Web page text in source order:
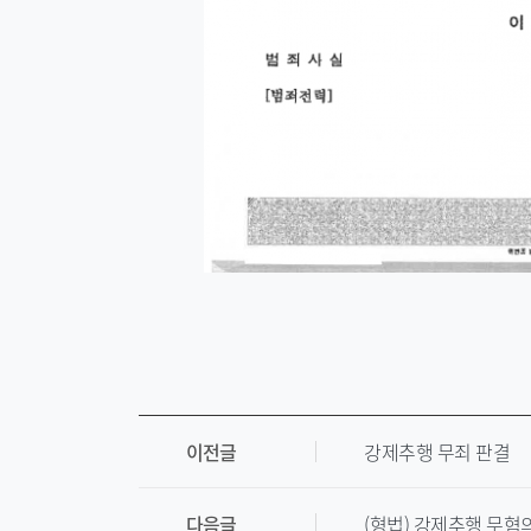
이전글 강제추행 무죄 판결
다음글 (형법) 강제추행 무혐